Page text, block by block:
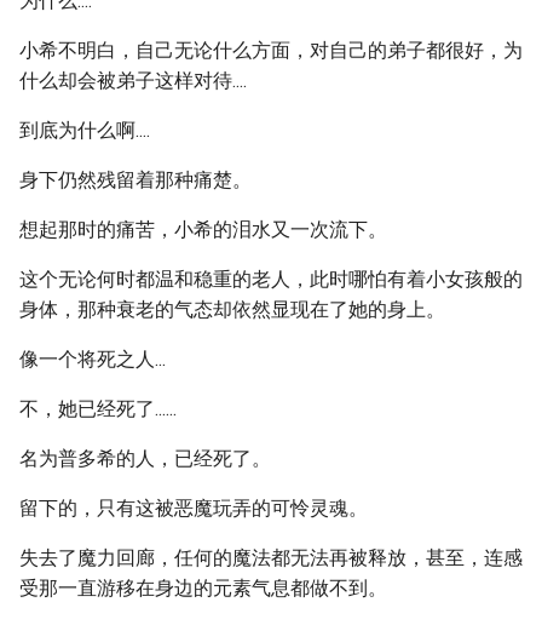
小希不明白，自己无论什么方面，对自己的弟子都很好，为
什么却会被弟子这样对待....
到底为什么啊....
身下仍然残留着那种痛楚。
想起那时的痛苦，小希的泪水又一次流下。
这个无论何时都温和稳重的老人，此时哪怕有着小女孩般的
身体，那种衰老的气态却依然显现在了她的身上。
像一个将死之人...
不，她已经死了......
名为普多希的人，已经死了。
留下的，只有这被恶魔玩弄的可怜灵魂。
失去了魔力回廊，任何的魔法都无法再被释放，甚至，连感
受那一直游移在身边的元素气息都做不到。